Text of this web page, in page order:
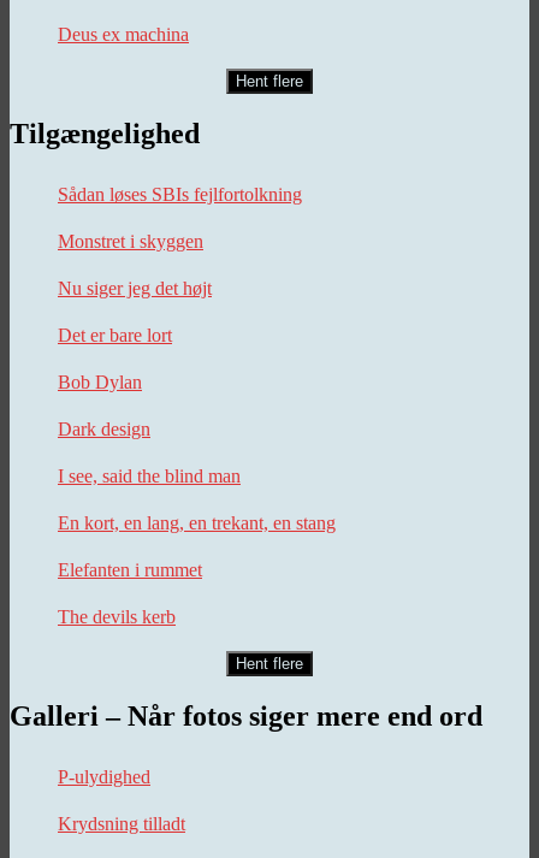
Deus ex machina
Hent flere
Tilgængelighed
Sådan løses SBIs fejlfortolkning
Monstret i skyggen
Nu siger jeg det højt
Det er bare lort
Bob Dylan
Dark design
I see, said the blind man
En kort, en lang, en trekant, en stang
Elefanten i rummet
The devils kerb
Hent flere
Galleri – Når fotos siger mere end ord
P-ulydighed
Krydsning tilladt